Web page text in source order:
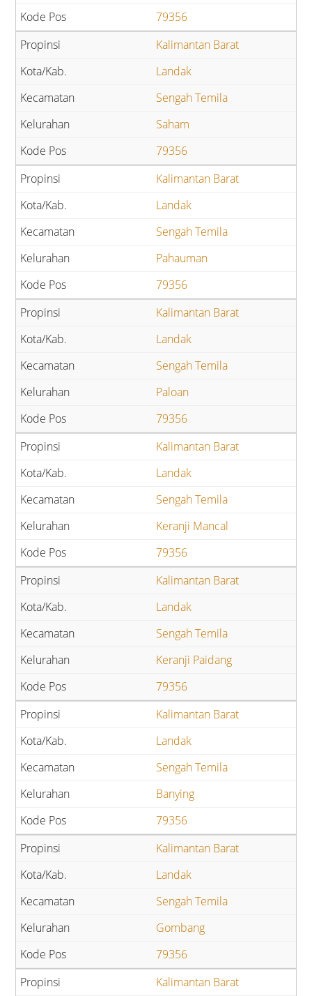
79356
Kalimantan Barat
Landak
Sengah Temila
Saham
79356
Kalimantan Barat
Landak
Sengah Temila
Pahauman
79356
Kalimantan Barat
Landak
Sengah Temila
Paloan
79356
Kalimantan Barat
Landak
Sengah Temila
Keranji Mancal
79356
Kalimantan Barat
Landak
Sengah Temila
Keranji Paidang
79356
Kalimantan Barat
Landak
Sengah Temila
Banying
79356
Kalimantan Barat
Landak
Sengah Temila
Gombang
79356
Kalimantan Barat